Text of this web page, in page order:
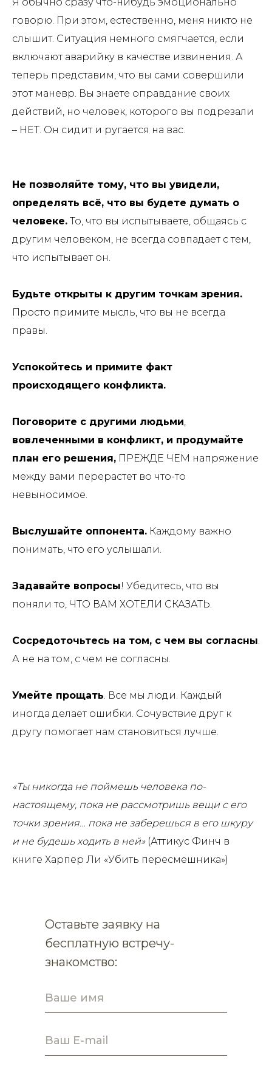
говорю. При этом, естественно, меня никто не
слышит. Ситуация немного смягчается, если
включают аварийку в качестве извинения. А
теперь представим, что вы сами совершили
этот маневр. Вы знаете оправдание своих
действий, но человек, которого вы подрезали
– НЕТ. Он сидит и ругается на вас.
Не позволяйте тому, что вы увидели,
определять всё, что вы будете думать о
человеке. То, что вы испытываете, общаясь с
другим человеком, не всегда совпадает с тем,
что испытывает он.
Будьте открыты к другим точкам зрения.
Просто примите мысль, что вы не всегда
правы.
Успокойтесь и примите факт
происходящего конфликта.
Поговорите с другими людьми,
вовлеченными в конфликт, и продумайте
план его решения, ПРЕЖДЕ ЧЕМ напряжение
между вами перерастет во что-то
невыносимое.
Выслушайте оппонента. Каждому важно
понимать, что его услышали.
Задавайте вопросы! Убедитесь, что вы
поняли то, ЧТО ВАМ ХОТЕЛИ СКАЗАТЬ.
Сосредоточьтесь на том, с чем вы согласны.
А не на том, с чем не согласны.
Умейте прощать. Все мы люди. Каждый
иногда делает ошибки. Сочувствие друг к
другу помогает нам становиться лучше.
«Ты никогда не поймешь человека по-
настоящему, пока не рассмотришь вещи с его
точки зрения… пока не заберешься в его шкуру
и не будешь ходить в ней»(Аттикус Финч в
книге Харпер Ли «Убить пересмешника»)
Оставьте заявку на
бесплатную встречу-
знакомство: